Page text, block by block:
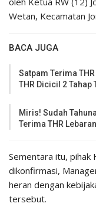
Wetan, Kecamatan
BACA JUGA
Satpam Terima
THR Dicicil 2 Tahap
Miris! Sudah
Terima THR
Sementara itu, pihak
dikonfirmasi,
heran dengan
tersebut.